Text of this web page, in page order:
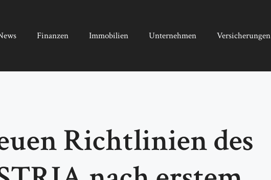
Finanzen Immobilien Unternehmen Versicherungen
Richtlinien des